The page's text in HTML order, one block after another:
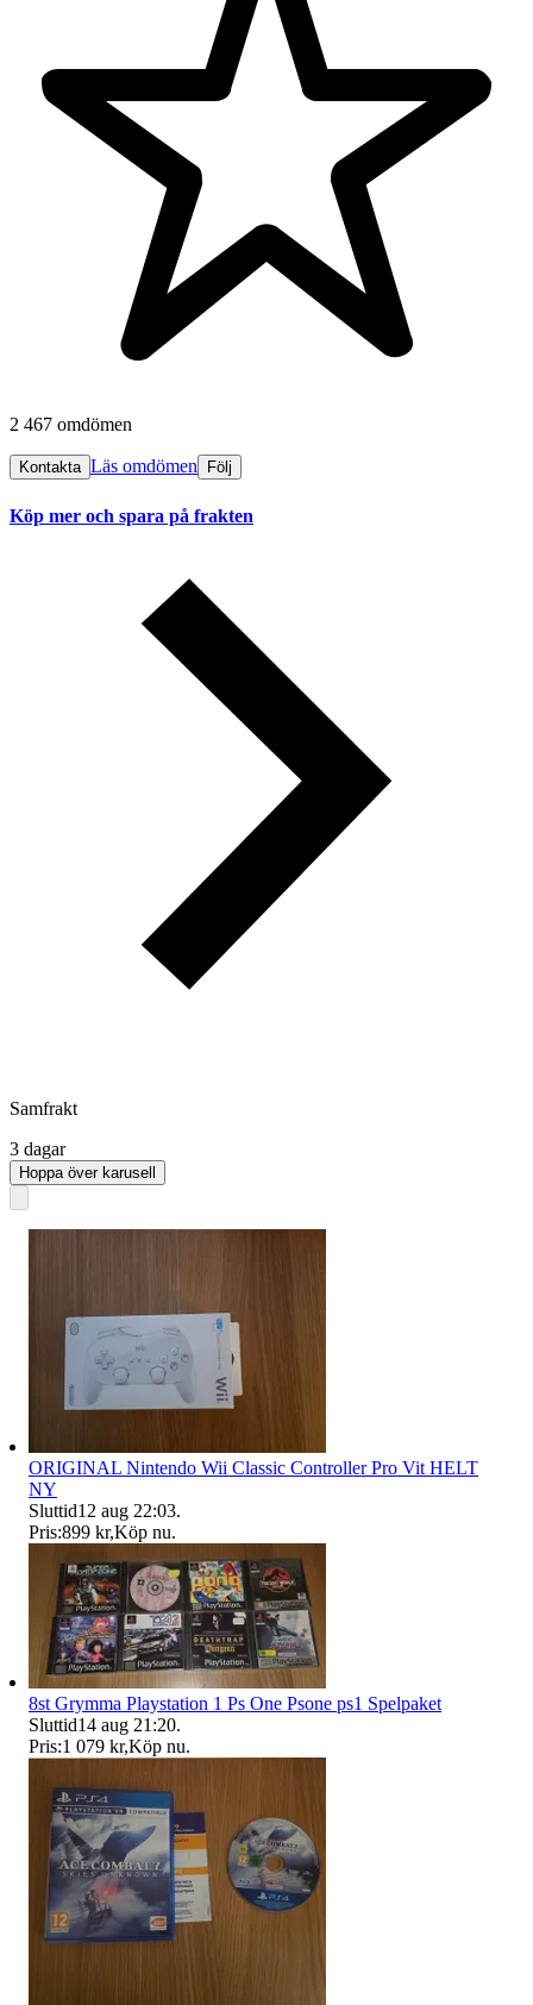
2 467 omdömen
Kontakta Läs omdömen Följ
Köp mer och spara på frakten
Samfrakt
3 dagar
Hoppa över karusell
ORIGINAL Nintendo Wii Classic Controller Pro Vit HELT
NY
Sluttid12 aug 22:03.
Pris:899 kr,Köp nu.
8st Grymma Playstation 1 Ps One Psone ps1 Spelpaket
Sluttid14 aug 21:20.
Pris:1 079 kr,Köp nu.